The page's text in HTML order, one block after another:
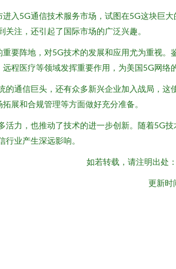
入5G通信技术服务市场，试图在5G这块巨
注，还引起了国际市场的广泛兴趣。
要阵地，对5G技术的发展和应用尤为重视
程医疗等领域发挥重要作用，为美国5G网络
的通信巨头，还有众多新兴企业加入战局，
展和合规管理等方面做好充分准备。
活力，也推动了技术的进一步创新。随着5G
业产生深远影响。
如若转载，请注明出处
更新时